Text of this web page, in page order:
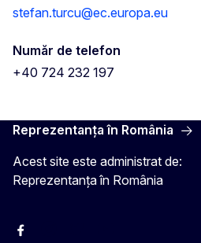
stefan.turcu@ec.europa.eu
Număr de telefon
+40 724 232 197
Reprezentanța în România
Acest site este administrat de:
Reprezentanța în România
Facebook